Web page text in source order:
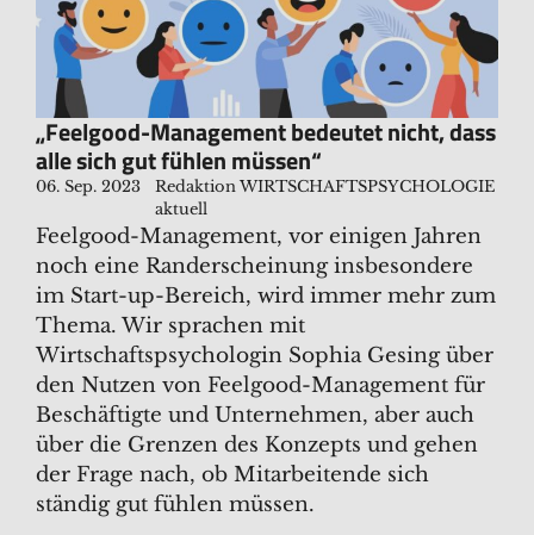
„Feelgood-Management bedeutet nicht, dass
alle sich gut fühlen müssen“
06. Sep. 2023
Redaktion WIRTSCHAFTSPSYCHOLOGIE
aktuell
Feelgood-Management, vor einigen Jahren
noch eine Randerscheinung insbesondere
im Start-up-Bereich, wird immer mehr zum
Thema. Wir sprachen mit
Wirtschaftspsychologin Sophia Gesing über
den Nutzen von Feelgood-Management für
Beschäftigte und Unternehmen, aber auch
über die Grenzen des Konzepts und gehen
der Frage nach, ob Mitarbeitende sich
ständig gut fühlen müssen.